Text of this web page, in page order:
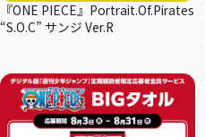
『ONE PIECE』Portrait.Of.Pirates
“S.O.C” サンジ Ver.R